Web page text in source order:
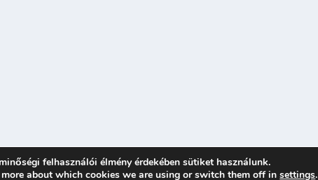
felhasználói élmény érdekében sütiket használunk.
about which cookies we are using or switch them off insettings.